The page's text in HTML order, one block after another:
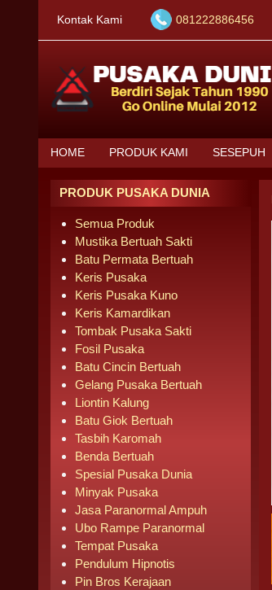
Kontak Kami 081222886456
HOME PRODUK KAMI SESEPUH
PRODUK PUSAKA DUNIA
Semua Produk
Mustika Bertuah Sakti
Batu Permata Bertuah
Keris Pusaka
Keris Pusaka Kuno
Keris Kamardikan
Tombak Pusaka Sakti
Fosil Pusaka
Batu Cincin Bertuah
Gelang Pusaka Bertuah
Liontin Kalung
Batu Giok Bertuah
Tasbih Karomah
Benda Bertuah
Spesial Pusaka Dunia
Minyak Pusaka
Jasa Paranormal Ampuh
Ubo Rampe Paranormal
Tempat Pusaka
Pendulum Hipnotis
Pin Bros Kerajaan